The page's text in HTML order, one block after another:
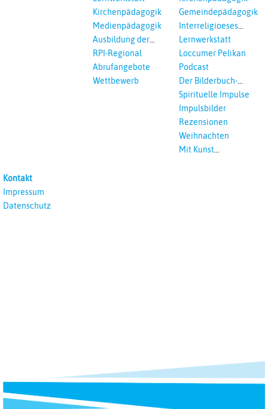
Interreligöses Lernen
Kirchenpädagogik
Medienpädagogik
Ausbildung der
Vikar*innen
RPI-Regional
Abrufangebote
Wettbewerb
Gemeindepädagogik
Interreligioeses
Lernen
Lernwerkstatt
Loccumer Pelikan
Podcast
Der Bilderbuch-
Podcast
Spirituelle Impulse
Impulsbilder
Rezensionen
Weihnachten
Mit Kunst
Kontakt
Impressum
Datenschutz